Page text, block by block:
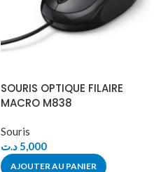
SOURIS OPTIQUE FILAIRE
MACRO M838
Souris
5,000د.ت
AJOUTER AU PANIER